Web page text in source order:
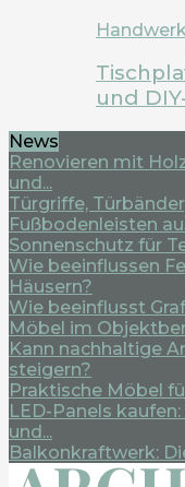
Handwerk
und
News
Renovieren mit
und...
Türgriffe,
Fußbodenleisten
Sonnenschutz für
Wie beeinflussen
Häusern?
Wie beeinflusst
Möbel im
Kann nachhaltige
steigern?
Praktische Möbel
LED-Panels
und...
Balkonkraftwerk: